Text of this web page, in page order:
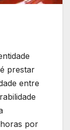
prestar
entre
por